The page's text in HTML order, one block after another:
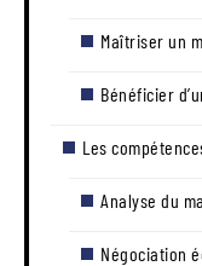
Maîtriser un
Bénéficier
Les
Analyse du
Négociation